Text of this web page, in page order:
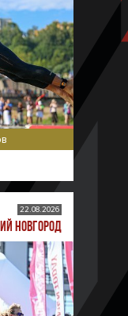
22.08.2026
НОВГОРОД